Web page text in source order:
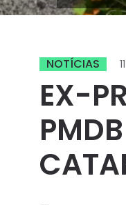
NOTÍCIAS
EX-